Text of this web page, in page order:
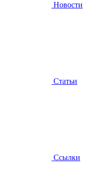
Новости
Статьи
Ссылки